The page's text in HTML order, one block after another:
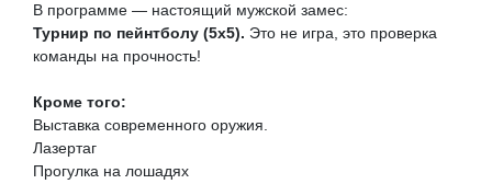
В программе — настоящий мужской замес:
Турнир по пейнтболу (5х5). Это не игра, это проверка
команды на прочность!
Кроме того:
Выставка современного оружия.
Лазертаг
Прогулка на лошадях